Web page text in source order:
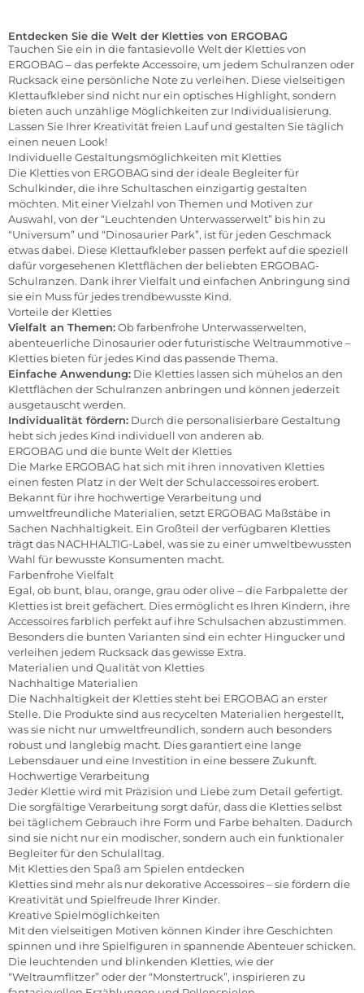
Entdecken Sie die Welt der Kletties von ERGOBAG
Tauchen Sie ein in die fantasievolle Welt der Kletties von
ERGOBAG – das perfekte Accessoire, um jedem Schulranzen oder
Rucksack eine persönliche Note zu verleihen. Diese vielseitigen
Klettaufkleber sind nicht nur ein optisches Highlight, sondern
bieten auch unzählige Möglichkeiten zur Individualisierung.
Lassen Sie Ihrer Kreativität freien Lauf und gestalten Sie täglich
einen neuen Look!
Individuelle Gestaltungsmöglichkeiten mit Kletties
Die Kletties von ERGOBAG sind der ideale Begleiter für
Schulkinder, die ihre Schultaschen einzigartig gestalten
möchten. Mit einer Vielzahl von Themen und Motiven zur
Auswahl, von der “Leuchtenden Unterwasserwelt” bis hin zu
“Universum” und “Dinosaurier Park”, ist für jeden Geschmack
etwas dabei. Diese Klettaufkleber passen perfekt auf die speziell
dafür vorgesehenen Klettflächen der beliebten ERGOBAG-
Schulranzen. Dank ihrer Vielfalt und einfachen Anbringung sind
sie ein Muss für jedes trendbewusste Kind.
Vorteile der Kletties
Vielfalt an Themen:Ob farbenfrohe Unterwasserwelten,
abenteuerliche Dinosaurier oder futuristische Weltraummotive –
Kletties bieten für jedes Kind das passende Thema.
Einfache Anwendung: Die Kletties lassen sich mühelos an den
Klettflächen der Schulranzen anbringen und können jederzeit
ausgetauscht werden.
Individualität fördern: Durch die personalisierbare Gestaltung
hebt sich jedes Kind individuell von anderen ab.
ERGOBAG und die bunte Welt der Kletties
Die Marke ERGOBAG hat sich mit ihren innovativen Kletties
einen festen Platz in der Welt der Schulaccessoires erobert.
Bekannt für ihre hochwertige Verarbeitung und
umweltfreundliche Materialien, setzt ERGOBAG Maßstäbe in
Sachen Nachhaltigkeit. Ein Großteil der verfügbaren Kletties
trägt das NACHHALTIG-Label, was sie zu einer umweltbewussten
Wahl für bewusste Konsumenten macht.
Farbenfrohe Vielfalt
Egal, ob bunt, blau, orange, grau oder olive – die Farbpalette der
Kletties ist breit gefächert. Dies ermöglicht es Ihren Kindern, ihre
Accessoires farblich perfekt auf ihre Schulsachen abzustimmen.
Besonders die bunten Varianten sind ein echter Hingucker und
verleihen jedem Rucksack das gewisse Extra.
Materialien und Qualität von Kletties
Nachhaltige Materialien
Die Nachhaltigkeit der Kletties steht bei ERGOBAG an erster
Stelle. Die Produkte sind aus recycelten Materialien hergestellt,
was sie nicht nur umweltfreundlich, sondern auch besonders
robust und langlebig macht. Dies garantiert eine lange
Lebensdauer und eine Investition in eine bessere Zukunft.
Hochwertige Verarbeitung
Jeder Klettie wird mit Präzision und Liebe zum Detail gefertigt.
Die sorgfältige Verarbeitung sorgt dafür, dass die Kletties selbst
bei täglichem Gebrauch ihre Form und Farbe behalten. Dadurch
sind sie nicht nur ein modischer, sondern auch ein funktionaler
Begleiter für den Schulalltag.
Mit Kletties den Spaß am Spielen entdecken
Kletties sind mehr als nur dekorative Accessoires – sie fördern die
Kreativität und Spielfreude Ihrer Kinder.
Kreative Spielmöglichkeiten
Mit den vielseitigen Motiven können Kinder ihre Geschichten
spinnen und ihre Spielfiguren in spannende Abenteuer schicken.
Die leuchtenden und blinkenden Kletties, wie der
“Weltraumflitzer” oder der “Monstertruck”, inspirieren zu